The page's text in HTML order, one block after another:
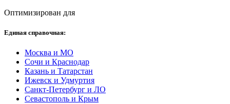
Оптимизирован для
Единая справочная:
Москва и МО
Сочи и Краснодар
Казань и Татарстан
Ижевск и Удмуртия
Санкт-Петербург и ЛО
Севастополь и Крым